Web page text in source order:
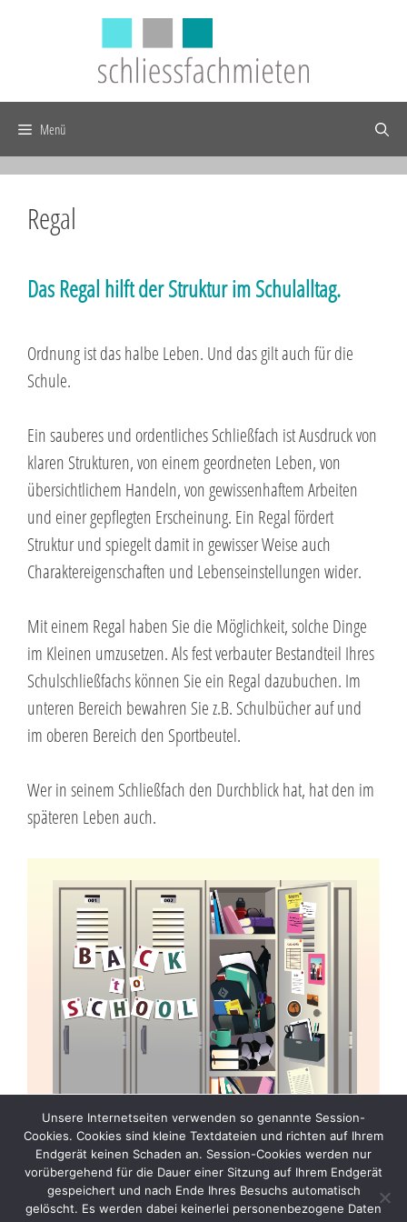
Menü
Regal
Das Regal hilft der Struktur im Schulalltag.
Ordnung ist das halbe Leben. Und das gilt auch für die
Schule.
Ein sauberes und ordentliches Schließfach ist Ausdruck von
klaren Strukturen, von einem geordneten Leben, von
übersichtlichem Handeln, von gewissenhaftem Arbeiten
und einer gepflegten Erscheinung. Ein Regal fördert
Struktur und spiegelt damit in gewisser Weise auch
Charaktereigenschaften und Lebenseinstellungen wider.
Mit einem Regal haben Sie die Möglichkeit, solche Dinge
im Kleinen umzusetzen. Als fest verbauter Bestandteil Ihres
Schulschließfachs können Sie ein Regal dazubuchen. Im
unteren Bereich bewahren Sie z.B. Schulbücher auf und
im oberen Bereich den Sportbeutel.
Wer in seinem Schließfach den Durchblick hat, hat den im
späteren Leben auch.
Datenschutzerklärung Impressum
AGB
Versicherung
Unsere Internetseiten verwenden so genannte Session-
Cookies. Cookies sind kleine Textdateien und richten auf Ihrem
Endgerät keinen Schaden an. Session-Cookies werden nur
vorübergehend für die Dauer einer Sitzung auf Ihrem Endgerät
gespeichert und nach Ende Ihres Besuchs automatisch
gelöscht. Es werden dabei keinerlei personenbezogene Daten